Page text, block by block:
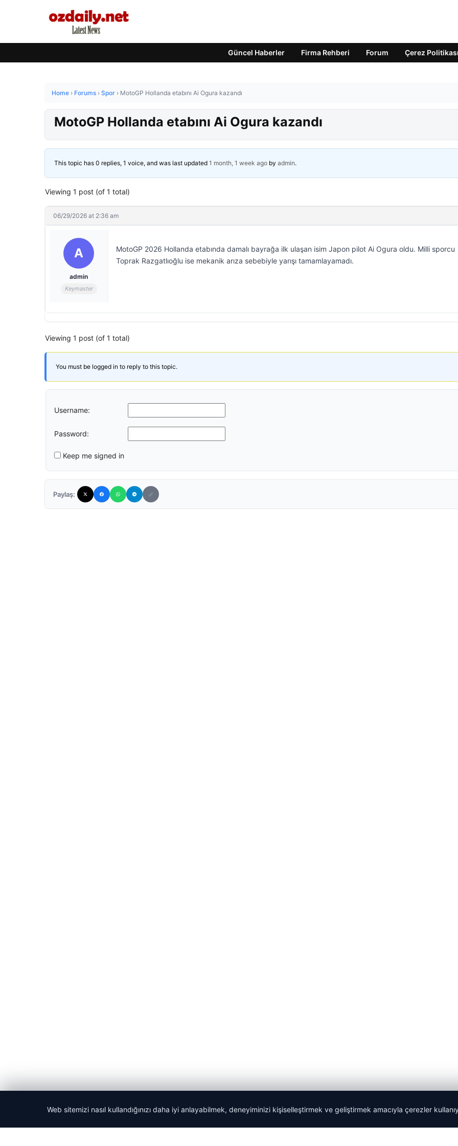
Güncel Haberler Firma Rehberi Forum Çerez Politikası
Home › Forums › Spor › MotoGP Hollanda etabını Ai Ogura kazandı
MotoGP Hollanda etabını Ai Ogura kazandı
This topic has 0 replies, 1 voice, and was last updated 1 month, 1 week ago by admin.
Viewing 1 post (of 1 total)
06/29/2026 at 2:36 am
A
admin
Keymaster
MotoGP 2026 Hollanda etabında damalı bayrağa ilk ulaşan isim Japon pilot Ai Ogura oldu. Milli sporcu
Toprak Razgatlıoğlu ise mekanik arıza sebebiyle yarışı tamamlayamadı.
Viewing 1 post (of 1 total)
You must be logged in to reply to this topic.
Username:
Password:
Keep me signed in
Paylaş:
Web sitemizi nasıl kullandığınızı daha iyi anlayabilmek, deneyiminizi kişiselleştirmek ve geliştirmek amacıyla çerezler